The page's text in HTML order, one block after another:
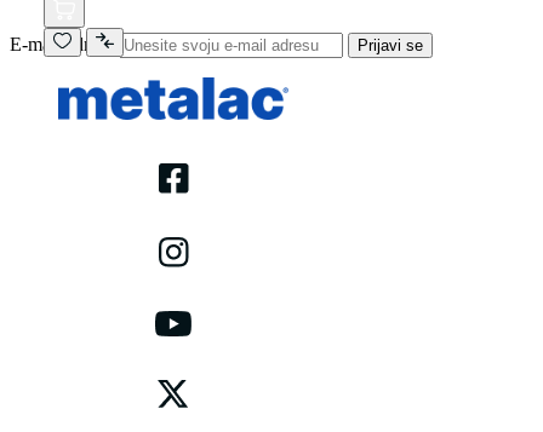
E-mail adresa Prijavi se